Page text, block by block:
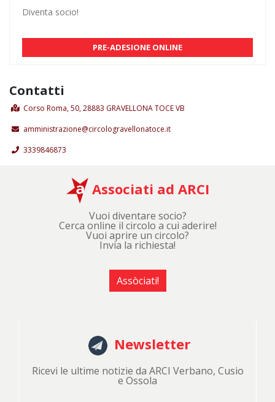
Diventa socio!
PRE-ADESIONE ONLINE
Contatti
Corso Roma, 50, 28883 GRAVELLONA TOCE VB
amministrazione@circologravellonatoce.it
3339846873
Associati ad ARCI
Vuoi diventare socio?
Cerca online il circolo a cui aderire!
Vuoi aprire un circolo?
Invia la richiesta!
Assòciati!
Newsletter
Ricevi le ultime notizie da ARCI Verbano, Cusio
e Ossola